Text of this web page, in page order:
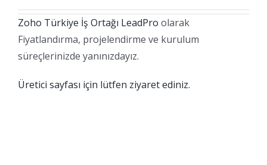
Zoho Türkiye İş Ortağı LeadPro olarak
Fiyatlandırma, projelendirme ve kurulum
süreçlerinizde yanınızdayız.
Üretici sayfası için lütfen ziyaret ediniz.